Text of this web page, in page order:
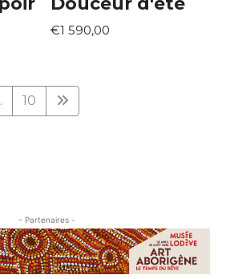
€1 590,00
10
- Partenaires -